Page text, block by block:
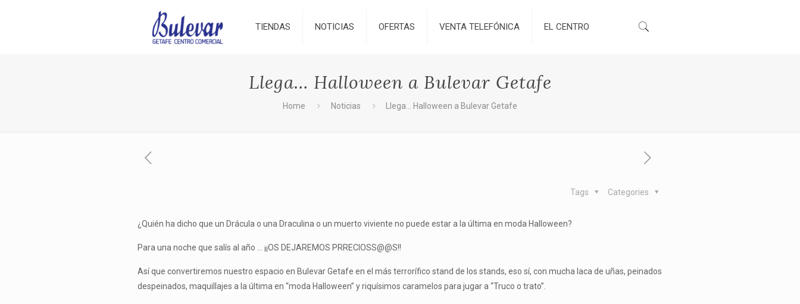
TIENDAS NOTICIAS OFERTAS VENTA TELEFÓNICA EL CENTRO
Llega… Halloween a Bulevar Getafe
Home Noticias Llega… Halloween a Bulevar Getafe
Categories
Tags
¿Quién ha dicho que un Drácula o una Draculina o un muerto viviente no puede estar a la última en moda Halloween?
Para una noche que salís al año … ¡¡OS DEJAREMOS PRRECIOSS@@S!!
Así que convertiremos nuestro espacio en Bulevar Getafe en el más terrorífico stand de los stands, eso sí, con mucha laca de uñas, peinados
despeinados, maquillajes a la última en “moda Halloween” y riquísimos caramelos para jugar a “Truco o trato”.